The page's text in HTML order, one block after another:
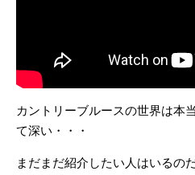
カントリーブルースの世界は本
て深い・・・
まだまだ紹介したい人はいるの